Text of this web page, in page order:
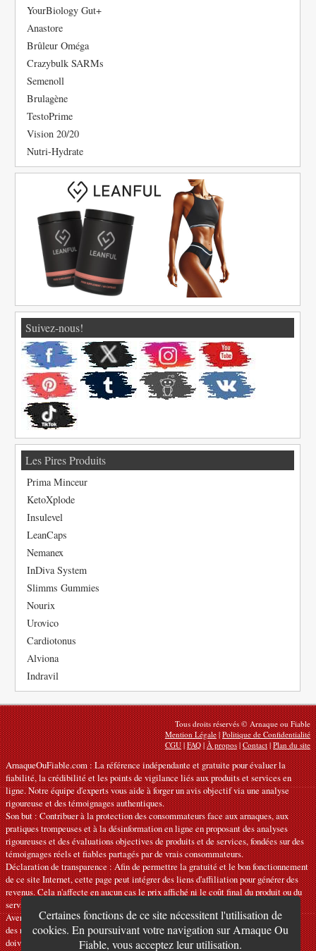
Certaines fonctions de ce site nécessitent l'utilisation de
cookies. En poursuivant votre navigation sur Arnaque Ou
Fiable, vous acceptez leur utilisation.
YourBiology Gut+
Anastore
Brûleur Oméga
Crazybulk SARMs
Semenoll
Brulagène
TestoPrime
Vision 20/20
Nutri-Hydrate
Suivez-nous!
Les Pires Produits
Prima Minceur
KetoXplode
Insulevel
LeanCaps
Nemanex
InDiva System
Slimms Gummies
Nourix
Urovico
Cardiotonus
Alviona
Indravil
Tous droits réservés © Arnaque ou Fiable
Mention Légale|Politique de Confidentialité
CGU|FAQ|À propos|Contact|Plan du site
ArnaqueOuFiable.com : La référence indépendante et gratuite pour évaluer la
fiabilité, la crédibilité et les points de vigilance liés aux produits et services en
ligne. Notre équipe d'experts vous aide à forger un avis objectif via une analyse
rigoureuse et des témoignages authentiques.
Son but : Contribuer à la protection des consommateurs face aux arnaques, aux
pratiques trompeuses et à la désinformation en ligne en proposant des analyses
rigoureuses et des évaluations objectives de produits et de services, fondées sur des
témoignages réels et fiables partagés par de vrais consommateurs.
Déclaration de transparence : Afin de permettre la gratuité et le bon fonctionnement
de ce site Internet, cette page peut intégrer des liens d'affiliation pour générer des
revenus. Cela n'affecte en aucun cas le prix affiché ni le coût final du produit ou du
service.
Avertissements : Nos articles expriment des avis personnels et ne constituent pas
des recommandations officielles. Les informations fournies sont indicatives et
doivent être confirmées auprès du fabricant, du vendeur, du prestataire ou d’une